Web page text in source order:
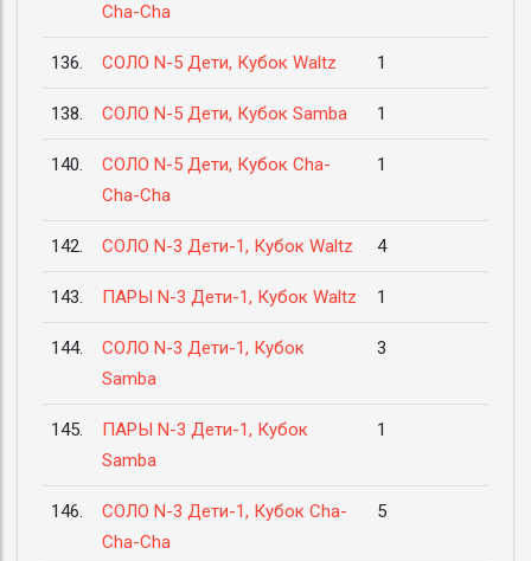
Cha-Cha
136. СОЛО N-5 Дети, Кубок Waltz 1
138. СОЛО N-5 Дети, Кубок Samba 1
140.
СОЛО N-5 Дети, Кубок Cha-
Cha-Cha
1
142. СОЛО N-3 Дети-1, Кубок Waltz 4
143. ПАРЫ N-3 Дети-1, Кубок Waltz 1
144.
СОЛО N-3 Дети-1, Кубок
Samba
3
145.
ПАРЫ N-3 Дети-1, Кубок
Samba
1
146.
СОЛО N-3 Дети-1, Кубок Cha-
Cha-Cha
5